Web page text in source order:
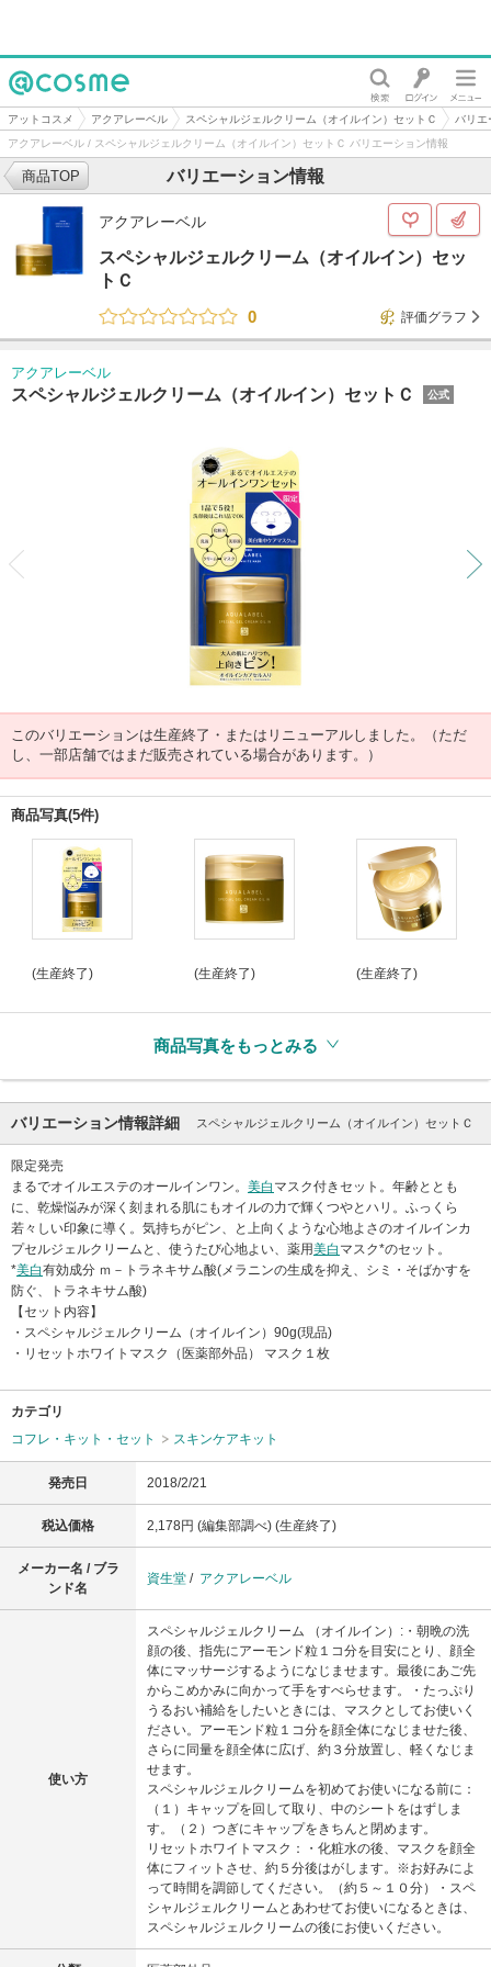
@cosme
アットコスメ アクアレーベル スペシャルジェルクリーム（オイルイン）セットＣ
バリエ
アクアレーベル / スペシャルジェルクリーム（オイルイン）セットＣ バリエーション情報
バリエーション情報
商品TOP
アクアレーベル
スペシャルジェルクリーム（オイルイン）セッ
トＣ
0
評価グラフ
アクアレーベル
スペシャルジェルクリーム（オイルイン）セットＣ 公式
このバリエーションは生産終了・またはリニューアルしました。（ただ
し、一部店舗ではまだ販売されている場合があります。）
商品写真(5件)
(生産終了) (生産終了) (生産終了)
商品写真をもっとみる
バリエーション情報詳細 スペシャルジェルクリーム（オイルイン）セットＣ
限定発売
まるでオイルエステのオールインワン。 美白 マスク付きセット。年齢ととも
に、乾燥悩みが深く刻まれる肌にもオイルの力で輝くつやとハリ。ふっくら
若々しい印象に導く。気持ちがピン、と上向くような心地よさのオイルインカ
プセルジェルクリームと、使うたび心地よい、薬用美白 マスク*のセット。
*美白有効成分 ｍ－トラネキサム酸(メラニンの生成を抑え、シミ・そばかすを
防ぐ、トラネキサム酸)
【セット内容】
・スペシャルジェルクリーム（オイルイン）90g(現品)
・リセットホワイトマスク（医薬部外品） マスク１枚
カテゴリ
コフレ・キット・セット
スキンケアキット
発売日 2018/2/21
税込価格 2,178円 (編集部調べ) (生産終了)
メーカー名 / ブラ
ンド名
資生堂 / アクアレーベル
使い方
スペシャルジェルクリーム （オイルイン）:・朝晩の洗
顔の後、指先にアーモンド粒１コ分を目安にとり、顔全
体にマッサージするようになじませます。最後にあご先
からこめかみに向かって手をすべらせます。・たっぷり
うるおい補給をしたいときには、マスクとしてお使いく
ださい。アーモンド粒１コ分を顔全体になじませた後、
さらに同量を顔全体に広げ、約３分放置し、軽くなじま
せます。
スペシャルジェルクリームを初めてお使いになる前に：
（１）キャップを回して取り、中のシートをはずしま
す。（２）つぎにキャップをきちんと閉めます。
リセットホワイトマスク：・化粧水の後、マスクを顔全
体にフィットさせ、約５分後はがします。※お好みによ
って時間を調節してください。（約５～１０分）・スペ
シャルジェルクリームとあわせてお使いになるときは、
スペシャルジェルクリームの後にお使いください。